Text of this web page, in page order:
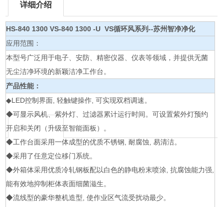
详细介绍
HS-840 1300 VS-840 1300 -U VS循环风系列--苏州智净净化
应用范围：
本型号广泛用于电子、安防、精密仪器、仪表等领域，并提供无菌
无尘洁净环境的新颖洁净工作台。
产品性能：
◆LED控制界面, 轻触键操作, 可实现双档调速。
◆可显示风机、紫外灯、过滤器累计运行时间。可设置紫外灯预约
开启和关闭（升级至智能面板）。
◆工作台面采用一体成型的优质不锈钢, 耐腐蚀, 易清洁。
◆采用了任意定位移门系统。
◆外箱体采用优质冷轧钢板配以白色的静电粉末喷涂, 抗腐蚀能力强,
能有效地抑制柜体表面细菌滋生。
◆流线型的豪华整机造型, 使作业区气流受扰动最少。